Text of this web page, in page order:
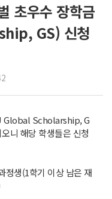
초우수 장학금
GS) 신청
Global Scholarship, G
니 해당 학생들은 신청
정생(1학기 이상 남은 재